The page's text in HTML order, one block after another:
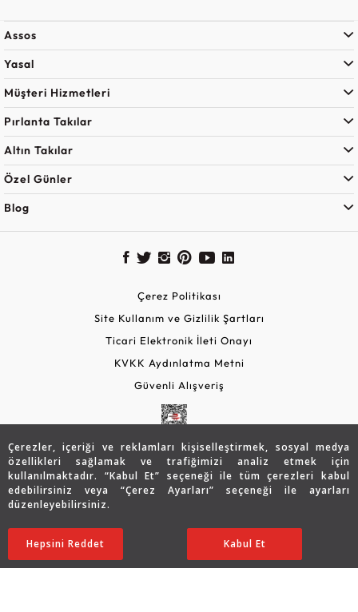
Çerezler, içeriği ve reklamları kişiselleştirmek, sosyal medya
özellikleri sağlamak ve trafiğimizi analiz etmek için
kullanılmaktadır. “Kabul Et” seçeneği ile tüm çerezleri kabul
edebilirsiniz veya “Çerez Ayarları” seçeneği ile ayarları
düzenleyebilirsiniz.
Ayarları Düzenle
Hepsini Reddet Kabul Et
55.908TL SATIN ALIN
Assos
Yasal
Müşteri Hizmetleri
Pırlanta Takılar
Altın Takılar
Özel Günler
Blog
Çerez Politikası
Site Kullanım ve Gizlilik Şartları
Ticari Elektronik İleti Onayı
KVKK Aydınlatma Metni
Güvenli Alışveriş
Copyright © 2026 Assos Pırlanta - Bu sitenin tüm hakları